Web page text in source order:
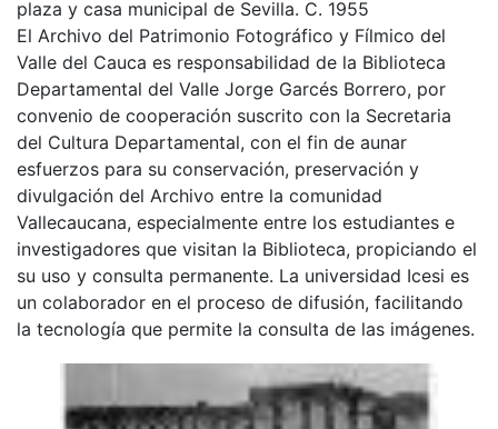
plaza y casa municipal de Sevilla. C. 1955
El Archivo del Patrimonio Fotográfico y Fílmico del
Valle del Cauca es responsabilidad de la Biblioteca
Departamental del Valle Jorge Garcés Borrero, por
convenio de cooperación suscrito con la Secretaria
del Cultura Departamental, con el fin de aunar
esfuerzos para su conservación, preservación y
divulgación del Archivo entre la comunidad
Vallecaucana, especialmente entre los estudiantes e
investigadores que visitan la Biblioteca, propiciando el
su uso y consulta permanente. La universidad Icesi es
un colaborador en el proceso de difusión, facilitando
la tecnología que permite la consulta de las imágenes.